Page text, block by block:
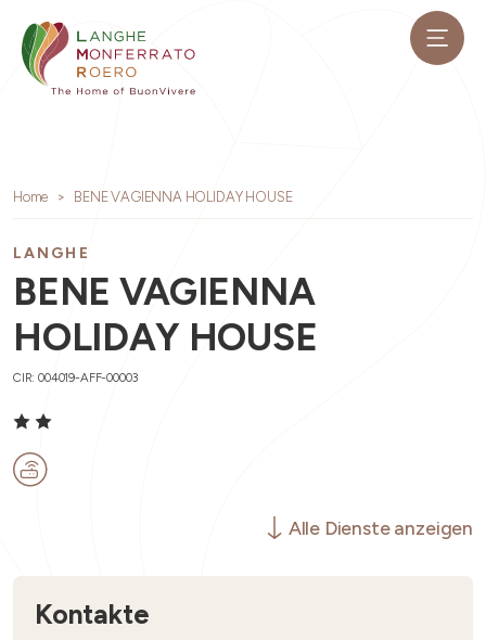
Home BENE VAGIENNA HOLIDAY HOUSE
LANGHE
BENE VAGIENNA
HOLIDAY HOUSE
CIR: 004019-AFF-00003
Alle Dienste anzeigen
Kontakte